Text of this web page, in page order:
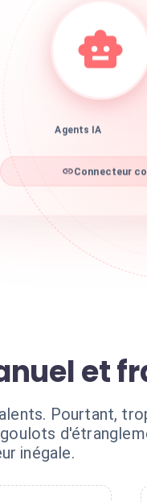
Agents IA
Connecteur
et
Pourtant,
inégale.